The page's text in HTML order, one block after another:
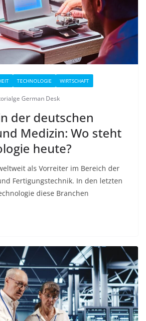
TECHNOLOGIE WIRTSCHAFT
German Desk
der deutschen
Medizin: Wo steht
heute?
als Vorreiter im Bereich der
Fertigungstechnik. In den letzten
diese Branchen